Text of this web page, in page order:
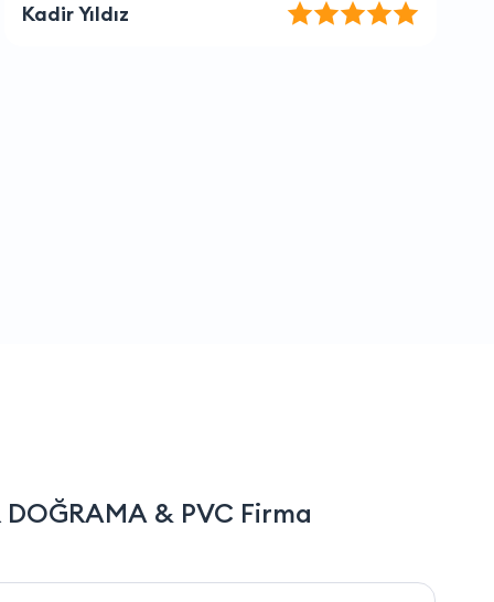
Selin Aydın
& PVC Firma